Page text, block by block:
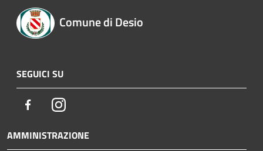
Comune di Desio
SEGUICI SU
FacebookInstagram
AMMINISTRAZIONE